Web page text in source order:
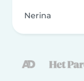
Nerina